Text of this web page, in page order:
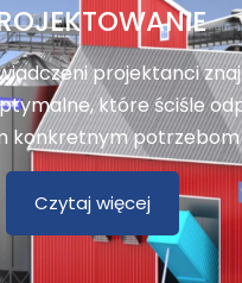
projektanci
które ściśle
konkretnym potrzebom
Czytaj więcej